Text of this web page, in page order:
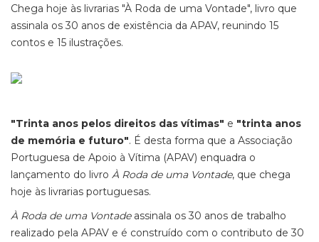
Chega hoje às livrarias "À Roda de uma Vontade", livro que
assinala os 30 anos de existência da APAV, reunindo 15
contos e 15 ilustrações.
"Trinta anos pelos direitos das vítimas" e "trinta anos
de memória e futuro". É desta forma que a Associação
Portuguesa de Apoio à Vítima (APAV) enquadra o
lançamento do livro À Roda de uma Vontade, que chega
hoje às livrarias portuguesas.
À Roda de uma Vontadeassinala os 30 anos de trabalho
realizado pela APAV e é construído com o contributo de 30